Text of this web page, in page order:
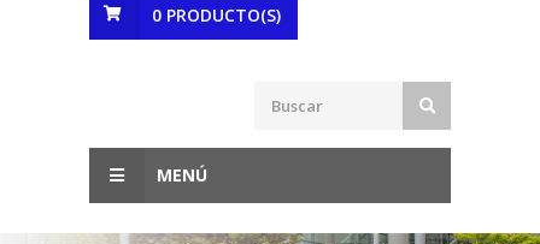
0 PRODUCTO(S)
MENÚ